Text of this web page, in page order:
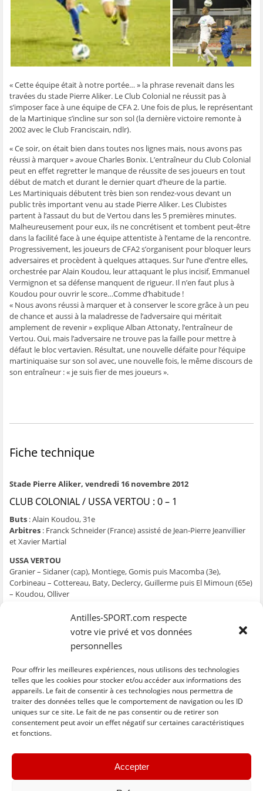
Antilles-SPORT.com respecte
votre vie privé et vos données
personnelles
Pour offrir les meilleures expériences, nous utilisons des technologies
telles que les cookies pour stocker et/ou accéder aux informations des
appareils. Le fait de consentir à ces technologies nous permettra de
traiter des données telles que le comportement de navigation ou les ID
uniques sur ce site. Le fait de ne pas consentir ou de retirer son
consentement peut avoir un effet négatif sur certaines caractéristiques
et fonctions.
Accepter
ê
t
r
e
)
t
r
e
)
f
e
n
ê
t
r
e
)
« Cette équipe était à notre portée… » la phrase revenait dans les
travées du stade Pierre Aliker. Le Club Colonial ne réussit pas à
s’imposer face à une équipe de CFA 2. Une fois de plus, le représentant
de la Martinique s’incline sur son sol (la dernière victoire remonte à
2002 avec le Club Franciscain, ndlr).
« Ce soir, on était bien dans toutes nos lignes mais, nous avons pas
réussi à marquer » avoue Charles Bonix. L’entraîneur du Club Colonial
peut en effet regretter le manque de réussite de ses joueurs en tout
début de match et durant le dernier quart d’heure de la partie.
Les Martiniquais débutent très bien son rendez-vous devant un
public très important venu au stade Pierre Aliker. Les Clubistes
partent à l’assaut du but de Vertou dans les 5 premières minutes.
Malheureusement pour eux, ils ne concrétisent et tombent peut-être
dans la facilité face à une équipe attentiste à l’entame de la rencontre.
Progressivement, les joueurs de CFA2 s’organisent pour bloquer leurs
adversaires et procèdent à quelques attaques. Sur l’une d’entre elles,
orchestrée par Alain Koudou, leur attaquant le plus incisif, Emmanuel
Vermignon et sa défense manquent de rigueur. Il n’en faut plus à
Koudou pour ouvrir le score…Comme d’habitude !
« Nous avons réussi à marquer et à conserver le score grâce à un peu
de chance et aussi à la maladresse de l’adversaire qui méritait
amplement de revenir » explique Alban Attonaty, l’entraîneur de
Vertou. Oui, mais l’adversaire ne trouve pas la faille pour mettre à
défaut le bloc vertavien. Résultat, une nouvelle défaite pour l’équipe
martiniquaise sur son sol avec, une nouvelle fois, le même discours de
son entraîneur : « je suis fier de mes joueurs ».
Fiche technique
Stade Pierre Aliker, vendredi 16 novembre 2012
CLUB COLONIAL / USSA VERTOU : 0 – 1
Buts : Alain Koudou, 31e
Arbitres : Franck Schneider (France) assisté de Jean-Pierre Jeanvillier
et Xavier Martial
USSA VERTOU
Granier – Sidaner (cap), Montiege, Gomis puis Macomba (3e),
Corbineau – Cottereau, Baty, Declercy, Guillerme puis El Mimoun (65e)
– Koudou, Olliver
: Alban Attonaty et Gildas Paul
Vermignon – Lepel, Dijon, Regna, Doure – Crétinoir (cap), Hérelle,
(63e)
Remplaçants: Grambert, Vandestoc, Clais
Entraîneurs: Charles Bonix et Bruno Bonnart
C
l
u
C
l
u
C
l
i
p
o
u
C
l
u
C
l
u